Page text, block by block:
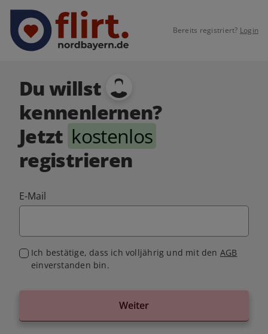
Bereits registriert? Login
Du willst
kennenlernen?
Jetzt kostenlos
registrieren
E-Mail
Ich bestätige, dass ich volljährig und mit den AGB
einverstanden bin.
Weiter